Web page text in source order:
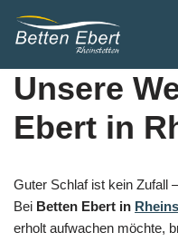
Zum
Inhalt
springen
Unsere
Ebert in
Guter Schlaf ist kein Zufall
Bei Betten Ebert in
erholt aufwachen möchte,